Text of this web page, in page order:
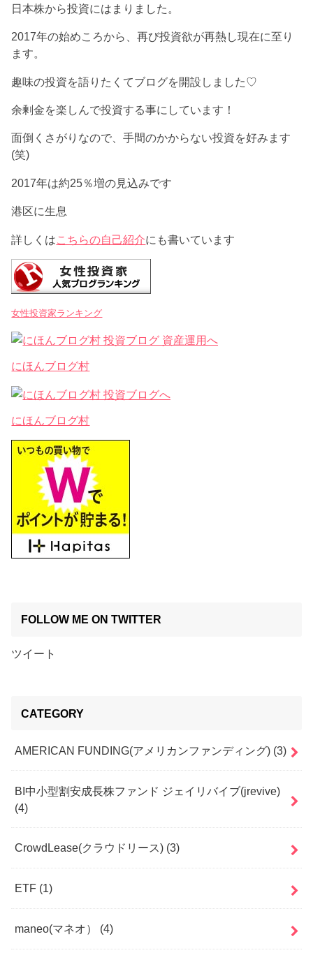
日本株から投資にはまりました。
2017年の始めころから、再び投資欲が再熱し現在に至り
ます。
趣味の投資を語りたくてブログを開設しました♡
余剰金を楽しんで投資する事にしています！
面倒くさがりなので、手間のかからない投資を好みます
(笑)
2017年は約25％増の見込みです
港区に生息
詳しくはこちらの自己紹介にも書いています
女性投資家ランキング
にほんブログ村
にほんブログ村
FOLLOW ME ON TWITTER
ツイート
CATEGORY
AMERICAN FUNDING(アメリカンファンディング) (3)
BI中小型割安成長株ファンド ジェイリバイブ(jrevive)
(4)
CrowdLease(クラウドリース) (3)
ETF (1)
maneo(マネオ） (4)